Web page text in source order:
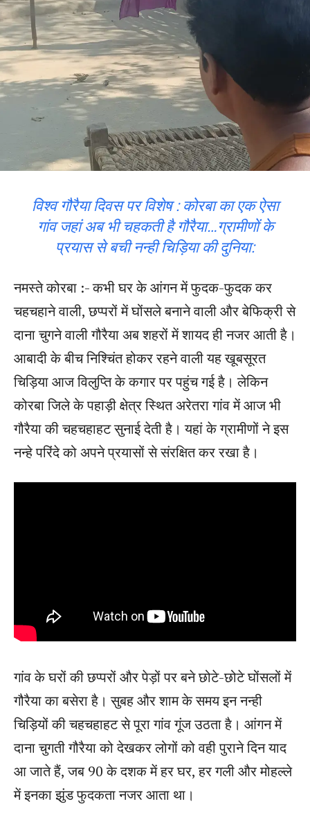
विश्व गौरैया दिवस पर विशेष : कोरबा का एक ऐसा
गांव जहां अब भी चहकती है गौरैया…ग्रामीणों के
प्रयास से बची नन्ही चिड़िया की दुनिया:
नमस्ते कोरबा :- कभी घर के आंगन में फुदक-फुदक कर
चहचहाने वाली, छप्परों में घोंसले बनाने वाली और बेफिक्री से
दाना चुगने वाली गौरैया अब शहरों में शायद ही नजर आती है।
आबादी के बीच निश्चिंत होकर रहने वाली यह खूबसूरत
चिड़िया आज विलुप्ति के कगार पर पहुंच गई है। लेकिन
कोरबा जिले के पहाड़ी क्षेत्र स्थित अरेतरा गांव में आज भी
गौरैया की चहचहाहट सुनाई देती है। यहां के ग्रामीणों ने इस
नन्हे परिंदे को अपने प्रयासों से संरक्षित कर रखा है।
गांव के घरों की छप्परों और पेड़ों पर बने छोटे-छोटे घोंसलों में
गौरैया का बसेरा है। सुबह और शाम के समय इन नन्ही
चिड़ियों की चहचहाहट से पूरा गांव गूंज उठता है। आंगन में
दाना चुगती गौरैया को देखकर लोगों को वही पुराने दिन याद
आ जाते हैं, जब 90 के दशक में हर घर, हर गली और मोहल्ले
में इनका झुंड फुदकता नजर आता था।